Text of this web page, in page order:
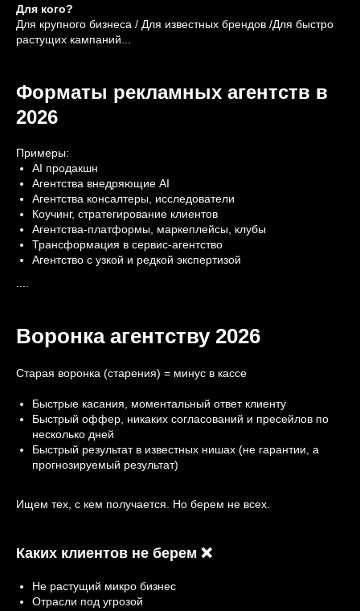
Для кого?
Для крупного бизнеса / Для известных брендов /Для быстро
растущих кампаний...
Форматы рекламных агентств в
2026
Примеры:
AI продакшн
Агентства внедряющие AI
Агентства консалтеры, исследователи
Коучинг, стратегирование клиентов
Агентства-платформы, маркеплейсы, клубы
Трансформация в сервис-агентство
Агентство с узкой и редкой экспертизой
Воронка агентству 2026
Старая воронка (старения) = минус в кассе
Быстрые касания, моментальный ответ клиенту
Быстрый оффер, никаких согласований и пресейлов по
несколько дней
Быстрый результат в известных нишах (не гарантии, а
прогнозируемый результат)
Ищем тех, с кем получается. Но берем не всех.
Каких клиентов не берем ❌
Не растущий микро бизнес
Отрасли под угрозой